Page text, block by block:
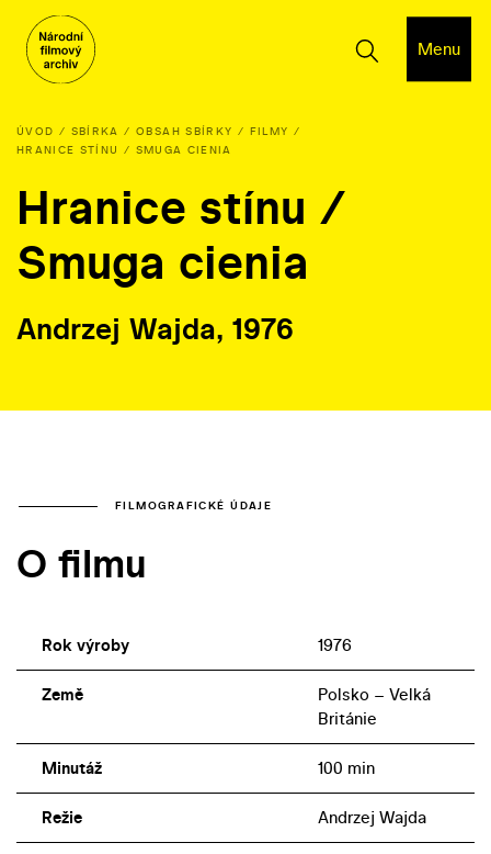
Menu
ÚVOD SBÍRKA OBSAH SBÍRKY
FILMY
HRANICE STÍNU / SMUGA CIENIA
Hranice stínu /
Smuga cienia
Andrzej Wajda, 1976
FILMOGRAFICKÉ ÚDAJE
O filmu
Rok výroby 1976
Země
Polsko – Velká
Británie
Minutáž 100 min
Režie Andrzej Wajda